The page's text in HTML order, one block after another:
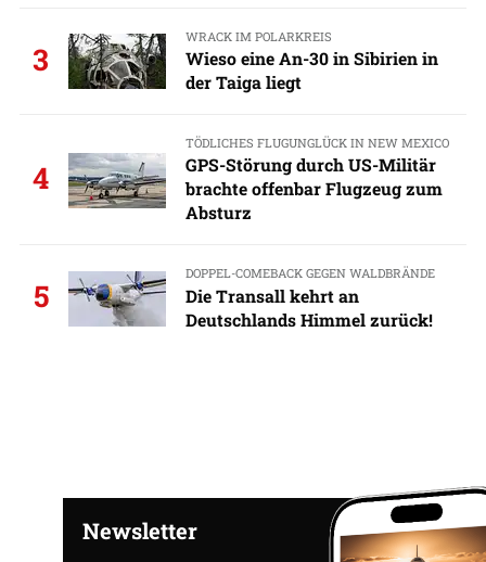
3
WRACK IM POLARKREIS
Wieso eine An-30 in Sibirien in
der Taiga liegt
4
TÖDLICHES FLUGUNGLÜCK IN NEW MEXICO
GPS-Störung durch US-Militär
brachte offenbar Flugzeug zum
Absturz
5
DOPPEL-COMEBACK GEGEN WALDBRÄNDE
Die Transall kehrt an
Deutschlands Himmel zurück!
Newsletter